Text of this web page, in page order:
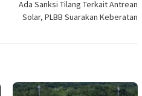
Ada Sanksi Tilang Terkait Antrean
Solar, PLBB Suarakan Keberatan